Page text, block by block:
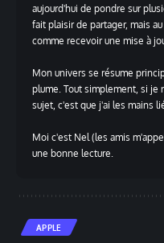
aujourd'hui de pondre sur
fait plaisir de partager, mais
comme recevoir une mise à
Mon univers se résume
plume. Tout simplement, si je
sujet, c'est que j'ai les mains
Moi c'est Nel (les amis
une bonne lecture.
APPLE